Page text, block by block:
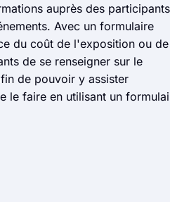
auprès des participants
Avec un formulaire
du coût de l'exposition ou de
de se renseigner sur le
de pouvoir y assister
le faire en utilisant un